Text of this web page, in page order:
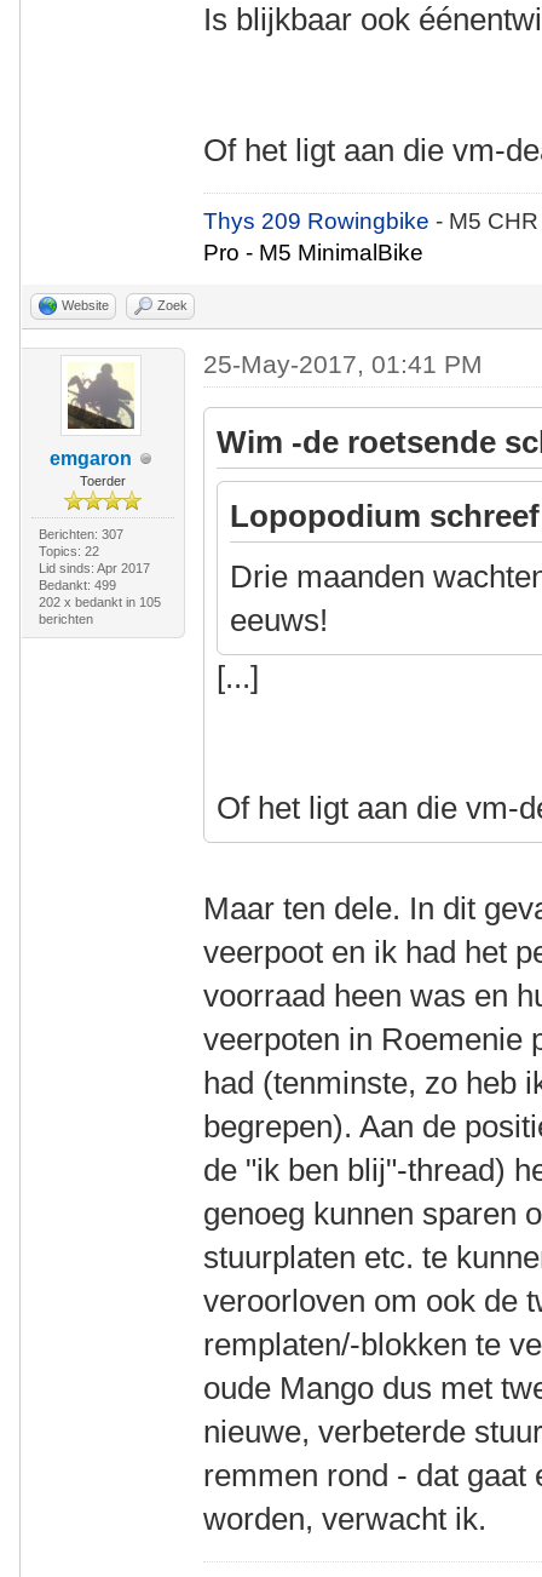
Is blijkbaar ook
Of het ligt aan die vm-
Thys 209 Rowingbike- M5
Pro - M5 MinimalBike
Website Zoek
emgaron
Toerder
Berichten: 307
Topics: 22
Lid sinds: Apr 2017
Bedankt: 499
202 x bedankt in 105
berichten
25-May-2017, 01:41 PM
Wim -de roetsende
Lopopodium
Drie maanden
eeuws!
[...]
Of het ligt aan die vm-
Maar ten dele. In dit
veerpoot en ik had het
voorraad heen was en
veerpoten in Roemenie
had (tenminste, zo heb
begrepen). Aan de
de "ik ben blij"-thread)
genoeg kunnen sparen
stuurplaten etc. te
veroorloven om ook de
remplaten/-blokken te
oude Mango dus met
nieuwe, verbeterde
remmen rond - dat gaat
worden, verwacht ik.